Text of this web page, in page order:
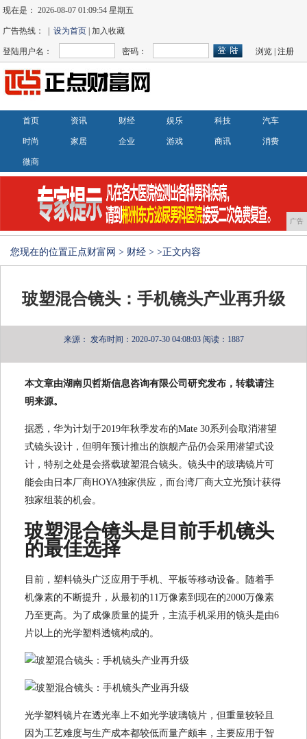
现在是：2026-08-07 01:09:55 星期五
广告热线： |设为首页 | 加入收藏
登陆用户名： 密码： 浏览 |注册
首页 资讯 财经 娱乐 科技 汽车
时尚 家居 企业 游戏 商讯 消费
微商
广告
您现在的位置正点财富网 > 财经 > >正文内容
玻塑混合镜头：手机镜头产业再升级
来源： 发布时间：2020-07-30 04:08:03 阅读：1887
本文章由湖南贝哲斯信息咨询有限公司研究发布，转载请注
明来源。
据悉，华为计划于2019年秋季发布的Mate 30系列会取消潜望
式镜头设计，但明年预计推出的旗舰产品仍会采用潜望式设
计，特别之处是会搭载玻塑混合镜头。镜头中的玻璃镜片可
能会由日本厂商HOYA独家供应，而台湾厂商大立光预计获得
独家组装的机会。
玻塑混合镜头是目前手机镜头
的最佳选择
目前，塑料镜头广泛应用于手机、平板等移动设备。随着手
机像素的不断提升，从最初的11万像素到现在的2000万像素
乃至更高。为了成像质量的提升，主流手机采用的镜头是由6
片以上的光学塑料透镜构成的。
光学塑料镜片在透光率上不如光学玻璃镜片，但重量较轻且
因为工艺难度与生产成本都较低而量产颇丰，主要应用于智